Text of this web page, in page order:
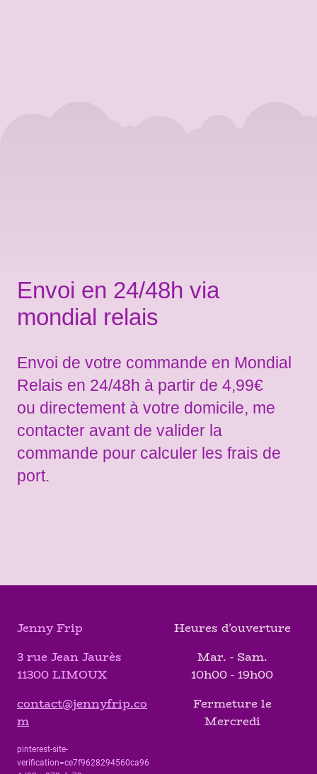
Envoi en 24/48h via
mondial relais
Envoi de votre commande en Mondial
Relais en 24/48h à partir de 4,99€
ou directement à votre domicile, me
contacter avant de valider la
commande pour calculer les frais de
port.
Jenny Frip
3 rue Jean Jaurès
11300 LIMOUX
contact@jennyfrip.co
m
pinterest-site-
verification=ce7f9628294560ca96
Heures d'ouverture
Mar. - Sam.
10h00 - 19h00
Fermeture le
Mercredi